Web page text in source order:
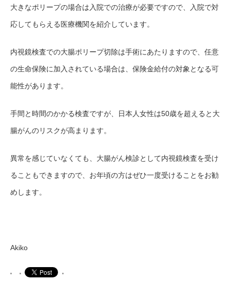
大きなポリープの場合は入院での治療が必要ですので、入院で対
応してもらえる医療機関を紹介しています。
内視鏡検査での大腸ポリープ切除は手術にあたりますので、任意
の生命保険に加入されている場合は、保険金給付の対象となる可
能性があります。
手間と時間のかかる検査ですが、日本人女性は50歳を超えると大
腸がんのリスクが高まります。
異常を感じていなくても、大腸がん検診として内視鏡検査を受け
ることもできますので、お年頃の方はぜひ一度受けることをお勧
めします。
Akiko